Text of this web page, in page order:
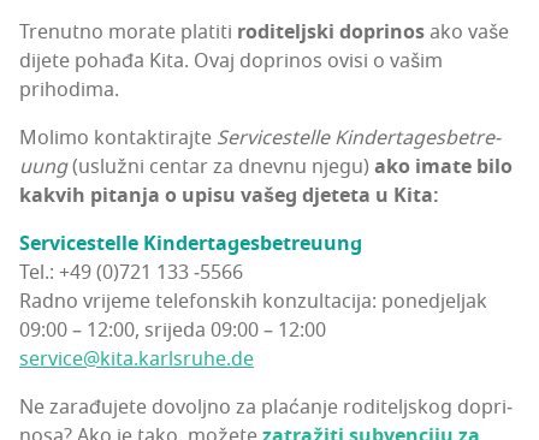
Tre­nut­no mora­te pla­ti­ti rodi­telj­ski dopri­nosako vaše
dije­te poha­đa Kita. Ovaj dopri­nos ovi­si o vašim
prihodima.
Moli­mo kon­tak­ti­raj­te Ser­vi­ces­tel­le Kin­der­ta­ge­sbe­tre­
uung(usluž­ni cen­tar za dnev­nu nje­gu) ako ima­te bilo
kak­vih pita­nja o upi­su vašeg dje­te­ta u Kita:
Ser­vi­ces­tel­le Kin­der­ta­ge­sbe­tre­uung
Tel.: +49 (0)721 133 ‑5566
Rad­no vri­je­me tele­fon­skih kon­zul­ta­ci­ja: pone­dje­ljak
09:00 – 12:00, sri­je­da 09:00 – 12:00
service@kita.karlsruhe.de
Ne zara­đu­je­te dovolj­no za pla­ća­nje rodi­telj­skog dopri­